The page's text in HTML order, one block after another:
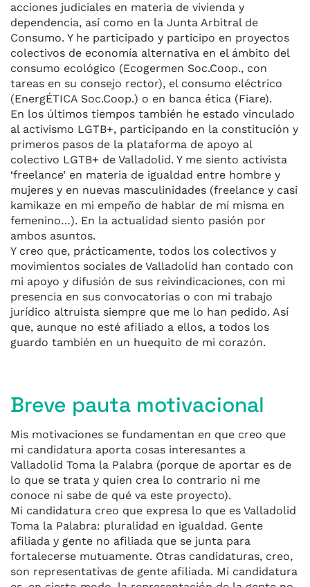
acciones judiciales en materia de vivienda y
dependencia, así como en la Junta Arbitral de
Consumo. Y he participado y participo en proyectos
colectivos de economía alternativa en el ámbito del
consumo ecológico (Ecogermen Soc.Coop., con
tareas en su consejo rector), el consumo eléctrico
(EnergÉTICA Soc.Coop.) o en banca ética (Fiare).
En los últimos tiempos también he estado vinculado
al activismo LGTB+, participando en la constitución y
primeros pasos de la plataforma de apoyo al
colectivo LGTB+ de Valladolid. Y me siento activista
‘freelance’ en materia de igualdad entre hombre y
mujeres y en nuevas masculinidades (freelance y casi
kamikaze en mi empeño de hablar de mí misma en
femenino…). En la actualidad siento pasión por
ambos asuntos.
Y creo que, prácticamente, todos los colectivos y
movimientos sociales de Valladolid han contado con
mi apoyo y difusión de sus reivindicaciones, con mi
presencia en sus convocatorias o con mi trabajo
jurídico altruista siempre que me lo han pedido. Así
que, aunque no esté afiliado a ellos, a todos los
guardo también en un huequito de mi corazón.
Breve pauta motivacional
Mis motivaciones se fundamentan en que creo que
mi candidatura aporta cosas interesantes a
Valladolid Toma la Palabra (porque de aportar es de
lo que se trata y quien crea lo contrario ni me
conoce ni sabe de qué va este proyecto).
Mi candidatura creo que expresa lo que es Valladolid
Toma la Palabra: pluralidad en igualdad. Gente
afiliada y gente no afiliada que se junta para
fortalecerse mutuamente. Otras candidaturas, creo,
son representativas de gente afiliada. Mi candidatura